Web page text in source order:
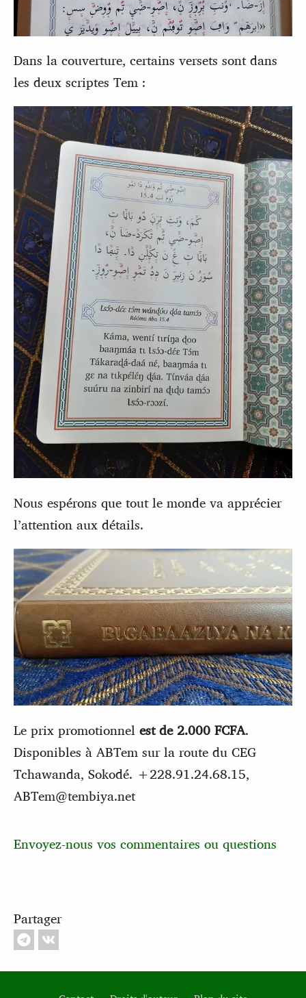
Dans la couverture, certains versets sont dans
les deux scriptes Tem :
Nous espérons que tout le monde va apprécier
l’attention aux détails.
Le prix promotionnelest de 2.000 FCFA.
Disponibles à ABTem sur la route du CEG
Tchawanda, Sokodé. +228.91.24.68.15,
ABTem@tembiya.net
Envoyez-nous vos commentaires ou questions
Partager